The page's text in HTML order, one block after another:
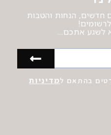
חדשים, הנחות והטבות
לשגע אתכם…
בהתאם למדיניות